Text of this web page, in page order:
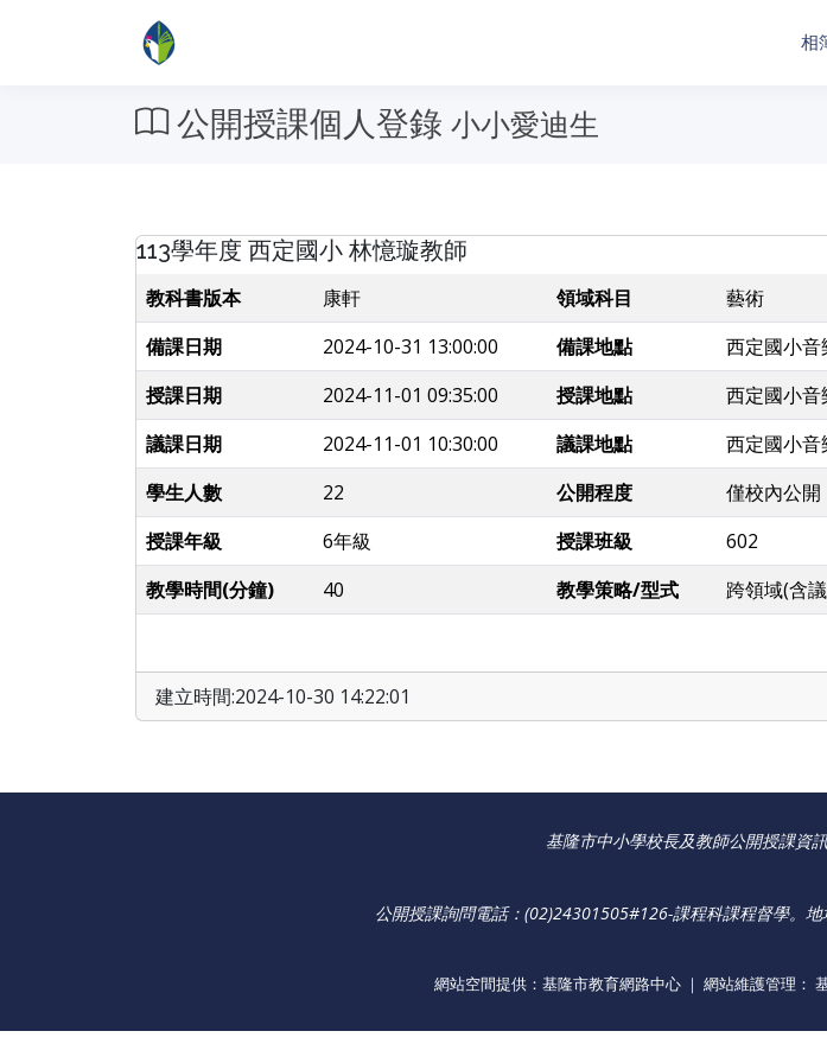
相
公開授課個人登錄 小小愛迪生
113學年度 西定國小 林憶璇教師
教科書版本 康軒 領域科目
藝術
備課日期
2024-10-31 13:00:00 備課地點
西定國小音
授課日期
2024-11-01 09:35:00 授課地點
西定國小音
議課日期
2024-11-01 10:30:00 議課地點
西定國小音
學生人數
22 公開程度
僅校內公開
授課年級
6年級 授課班級
602
教學時間(分鐘)
40 教學策略/型式 跨領域(含
建立時間:2024-10-30 14:22:01
基隆市中小學校長及教師公開授課資
公開授課詢問電話：(02)24301505#126-課程科課程督學。 地
網站空間提供：基隆市教育網路中心 ｜ 網站維護管理：